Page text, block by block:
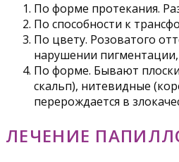
По форме протекания.
По способности к
По цвету. Розоватого
нарушении
По форме. Бывают
скальп), нитевидные
перерождается в
ЛЕЧЕНИЕ